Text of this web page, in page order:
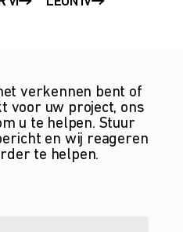
verkennen bent of
voor uw project, ons
u te helpen. Stuur
en wij reageren
te helpen.